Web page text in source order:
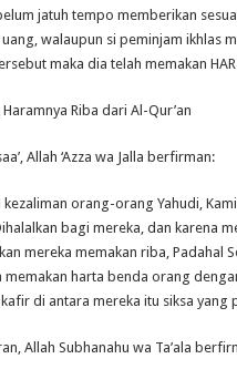
jatuh tempo memberikan
walaupun si peminjam ikhlas
maka dia telah memakan
Riba dari Al-Qur’an
Allah ‘Azza wa Jalla berfirman:
kezaliman orang-orang Yahudi,
bagi mereka, dan karena
mereka memakan riba, Padahal
memakan harta benda orang
di antara mereka itu siksa yang
Allah Subhanahu wa Ta’ala